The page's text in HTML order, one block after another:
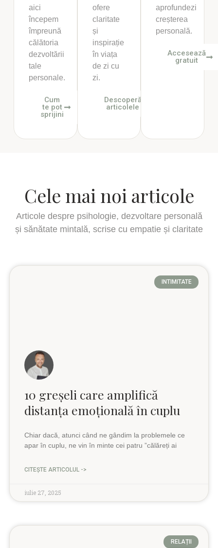
aici
începem
împreună
călătoria
dezvoltării
tale
personale.
Cum
te pot
sprijini
ofere
claritate
și
inspirație
în viața
de zi cu
zi.
Descoperă
articolele
aprofundezi
creșterea
personală.
Accesează
gratuit
Cele mai noi articole
Articole despre psihologie, dezvoltare personală
și sănătate mintală, scrise cu empatie și claritate
INTIMITATE
10 greșeli care amplifică
distanța emoțională în cuplu
Chiar dacă, atunci când ne gândim la problemele ce
apar în cuplu, ne vin în minte cei patru ”călăreți ai
CITEȘTE ARTICOLUL ->
iulie 27, 2025
RELAȚII